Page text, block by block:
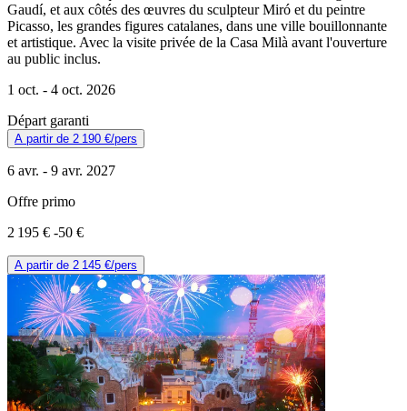
Gaudí, et aux côtés des œuvres du sculpteur Miró et du peintre
Picasso, les grandes figures catalanes, dans une ville bouillonnante
et artistique. Avec la visite privée de la Casa Milà avant l'ouverture
au public inclus.
1 oct. - 4 oct. 2026
Départ garanti
A partir de 2 190 €/pers
6 avr. - 9 avr. 2027
Offre primo
2 195 € -50 €
A partir de 2 145 €/pers